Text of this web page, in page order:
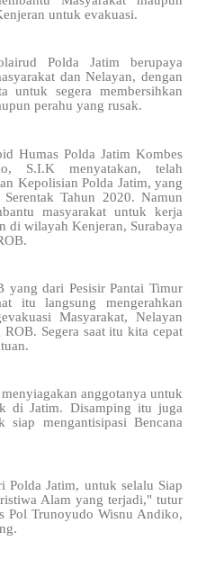
untuk evakuasi.
Polda Jatim berupaya
dan Nelayan, dengan
untuk segera membersihkan
perahu yang rusak.
Humas Polda Jatim Kombes
S.I.K menyatakan, telah
Kepolisian Polda Jatim, yang
Tahun 2020. Namun
masyarakat untuk kerja
di wilayah Kenjeran, Surabaya
yang dari Pesisir Pantai Timur
itu langsung mengerahkan
Masyarakat, Nelayan
Segera saat itu kita cepat
anggotanya untuk
di Jatim. Disamping itu juga
siap mengantisipasi Bencana
Polda Jatim, untuk selalu Siap
Alam yang terjadi," tutur
Pol Trunoyudo Wisnu Andiko,